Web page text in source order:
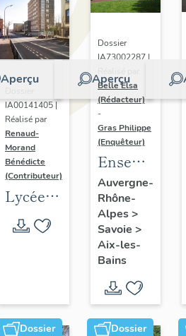
Aperçu
IA00141405 |
Réalisé par
Renaud-
Morand
Bénédicte
(Contributeur)
Lycées
publics
en
1988)
Aperçu
Dossier
IA73002287 |
Belle Elsa
(Rédacteur)
-
Gras Philippe
(Enquêteur)
Ensemble
de cinq
immeubles,
dits Les
Bateliers
I et Les
Bateliers
II
Auvergne-
Rhône-
Alpes>
Savoie >
Aix-les-
Bains
Dossier Dossier